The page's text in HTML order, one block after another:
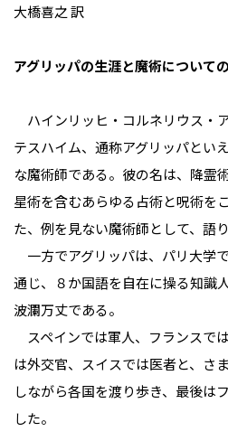
大橋喜之 訳
アグリッパの生涯と魔術について
ハインリッヒ・コルネリウス・
テスハイム、通称アグリッパとい
な魔術師である。彼の名は、降霊
星術を含むあらゆる占術と呪術を
た、例を見ない魔術師として、語
一方でアグリッパは、パリ大学
通じ、８か国語を自在に操る知識
波瀾万丈である。
スペインでは軍人、フランスで
は外交官、スイスでは医者と、さ
しながら各国を渡り歩き、最後は
した。